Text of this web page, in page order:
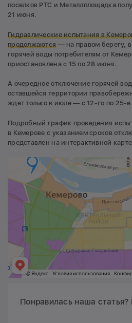
поселков РТС и Металлплощадка
21 июня.
Гидравлические испытания в
продолжаются — на правом берегу,
горячей воды потребителям от
приостановлена с 15 по 28 июня.
А очередное отключение горячей
оставшейся территории
ждет только в июле — с 12-го по 25-е
Подробный график проведения
в Кемерове с указанием сроков
представлен на интерактивной
Понравилась наша статья?